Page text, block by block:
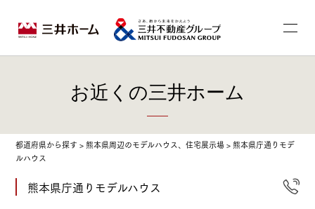
お近くの三井ホーム
都道府県から探す > 熊本県周辺のモデルハウス、住宅展示場> 熊本県庁通りモデ
ルハウス
熊本県庁通りモデルハウス